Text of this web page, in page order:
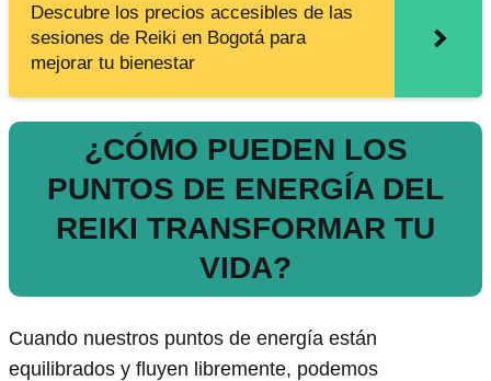
Descubre los precios accesibles de las
sesiones de Reiki en Bogotá para
mejorar tu bienestar
¿CÓMO PUEDEN LOS
PUNTOS DE ENERGÍA DEL
REIKI TRANSFORMAR TU
VIDA?
Cuando nuestros puntos de energía están
equilibrados y fluyen libremente, podemos